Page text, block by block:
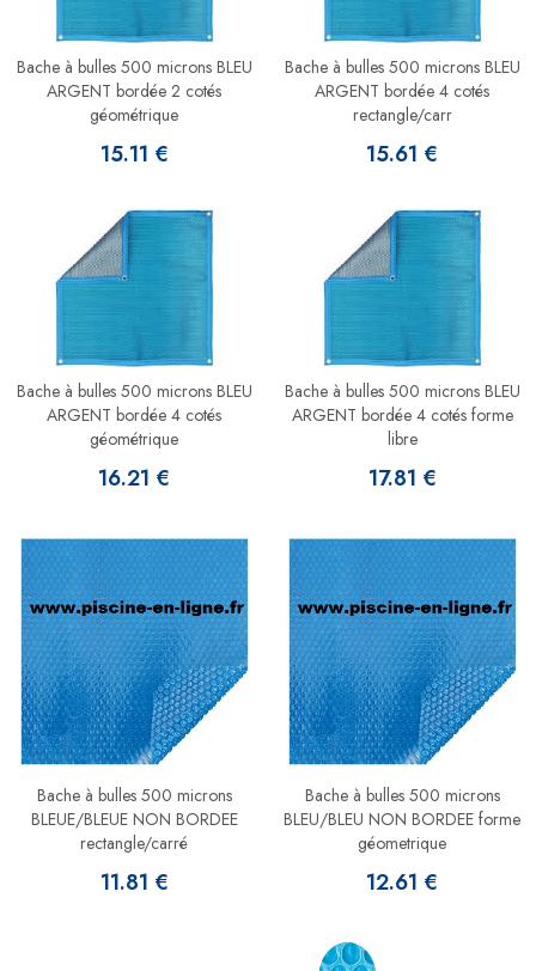
Bache à bulles 500 microns BLEU
ARGENT bordée 2 cotés
géométrique
15.11 €
Bache à bulles 500 microns BLEU
ARGENT bordée 4 cotés
rectangle/carr
15.61 €
Bache à bulles 500 microns BLEU
ARGENT bordée 4 cotés
géométrique
16.21 €
Bache à bulles 500 microns BLEU
ARGENT bordée 4 cotés forme
libre
17.81 €
Bache à bulles 500 microns
BLEUE/BLEUE NON BORDEE
rectangle/carré
11.81 €
Bache à bulles 500 microns
BLEU/BLEU NON BORDEE forme
géometrique
12.61 €